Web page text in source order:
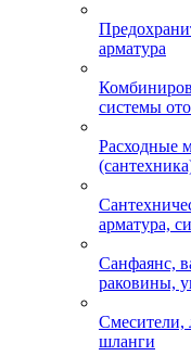
арматура
системы
Расходные
арматура,
Санфаянс,
раковины,
Смесители,
шланги